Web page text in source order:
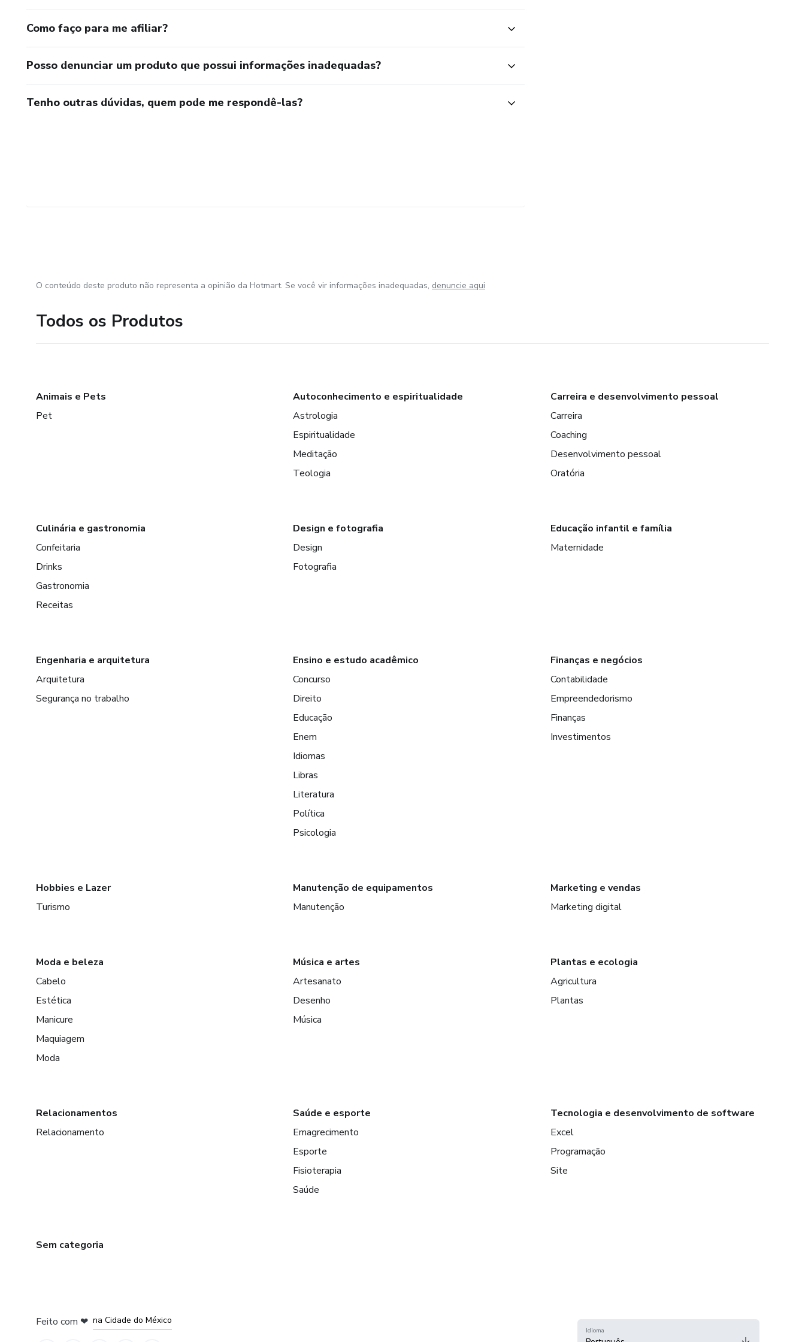
Como faço para me afiliar?
Posso denunciar um produto que possui informações inadequadas?
Tenho outras dúvidas, quem pode me respondê-las?
O conteúdo deste produto não representa a opinião da Hotmart. Se você vir informações inadequadas, denuncie aqui
Todos os Produtos
Animais e Pets
Pet
Autoconhecimento e espiritualidade
Astrologia
Espiritualidade
Meditação
Teologia
Carreira e desenvolvimento pessoal
Carreira
Coaching
Desenvolvimento pessoal
Oratória
Culinária e gastronomia
Confeitaria
Drinks
Gastronomia
Receitas
Design e fotografia
Design
Fotografia
Educação infantil e família
Maternidade
Engenharia e arquitetura
Arquitetura
Segurança no trabalho
Ensino e estudo acadêmico
Concurso
Direito
Educação
Enem
Idiomas
Libras
Literatura
Política
Psicologia
Finanças e negócios
Contabilidade
Empreendedorismo
Finanças
Investimentos
Hobbies e Lazer
Turismo
Manutenção de equipamentos
Manutenção
Marketing e vendas
Marketing digital
Moda e beleza
Cabelo
Estética
Manicure
Maquiagem
Moda
Música e artes
Artesanato
Desenho
Música
Plantas e ecologia
Agricultura
Plantas
Relacionamentos
Relacionamento
Saúde e esporte
Emagrecimento
Esporte
Fisioterapia
Saúde
Tecnologia e desenvolvimento de software
Excel
Programação
Site
Sem categoria
Feito com ❤ na Cidade do México
Idioma